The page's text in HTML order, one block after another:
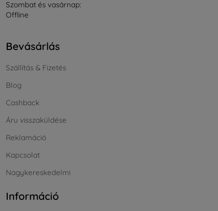
Szombat és vasárnap:
Offline
Bevásárlás
Szállítás & Fizetés
Blog
Cashback
Áru visszaküldése
Reklamáció
Kapcsolat
Nagykereskedelmi
Információ